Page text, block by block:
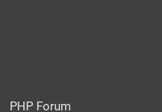
PHP Forum